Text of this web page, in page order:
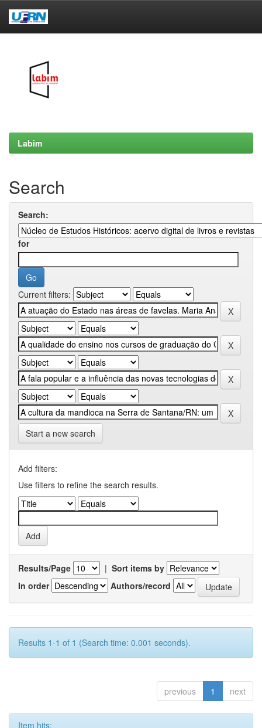
Labim
Search
Search:
for
Current filters:
Start a new search
Add filters:
Use filters to refine the search results.
Results/Page | Sort items by
In order
Authors/record
Results 1-1 of 1 (Search time: 0.001 seconds).
previous 1 next
Item hits: